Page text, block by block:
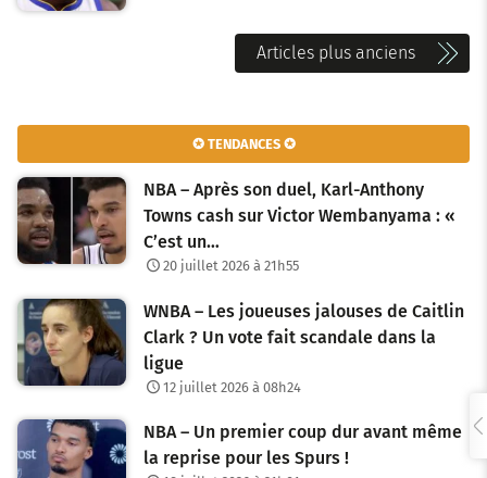
v
i
g
a
i
o
d
Articles plus anciens
✪ TENDANCES ✪
NBA – Après son duel, Karl-Anthony
Towns cash sur Victor Wembanyama : «
C’est un…
20 juillet 2026 à 21h55
WNBA – Les joueuses jalouses de Caitlin
Clark ? Un vote fait scandale dans la
ligue
12 juillet 2026 à 08h24
NBA – Un premier coup dur avant même
la reprise pour les Spurs !